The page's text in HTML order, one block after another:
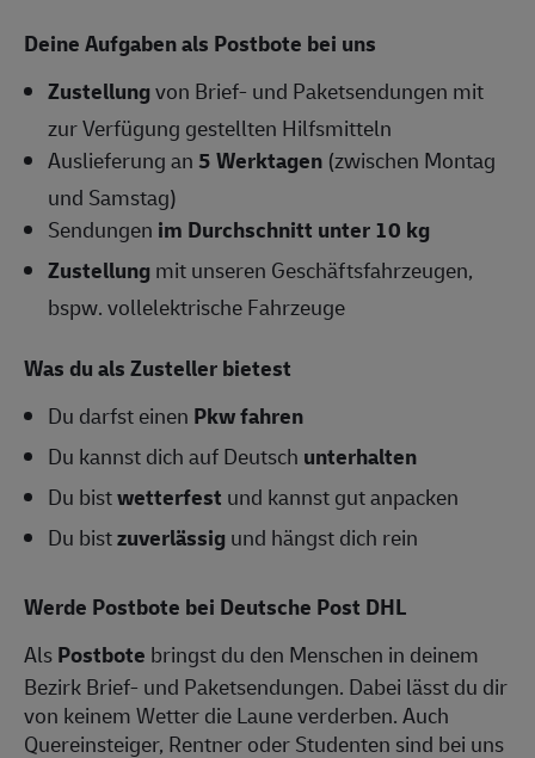
Deine Aufgaben als Postbote bei uns
Zustellungvon Brief- und Paketsendungen mit
zur Verfügung gestellten Hilfsmitteln
Auslieferung an5 Werktagen (zwischen Montag
und Samstag)
Sendungen im Durchschnitt unter 10 kg
Zustellungmit unseren Geschäftsfahrzeugen,
bspw. vollelektrische Fahrzeuge
Was du als Zusteller bietest
Du darfst einen Pkw fahren
Du kannst dich auf Deutsch unterhalten
Du bistwetterfest und kannst gut anpacken
Du bistzuverlässigund hängst dich rein
Werde Postbote bei Deutsche Post DHL
AlsPostbote bringst du den Menschen in deinem
Bezirk Brief- und Paketsendungen. Dabei lässt du dir
von keinem Wetter die Laune verderben. Auch
Quereinsteiger, Rentner oder Studenten sind bei uns